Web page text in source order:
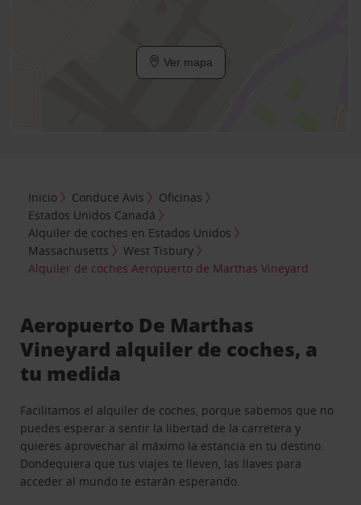
Ver mapa
Inicio Conduce Avis
Oficinas
Estados Unidos Canadá
Alquiler de coches en Estados Unidos
Massachusetts
West Tisbury
Alquiler de coches Aeropuerto de Marthas Vineyard
Aeropuerto De Marthas
Vineyard alquiler de coches, a
tu medida
Facilitamos el alquiler de coches, porque sabemos que no
puedes esperar a sentir la libertad de la carretera y
quieres aprovechar al máximo la estancia en tu destino.
Dondequiera que tus viajes te lleven, las llaves para
acceder al mundo te estarán esperando.